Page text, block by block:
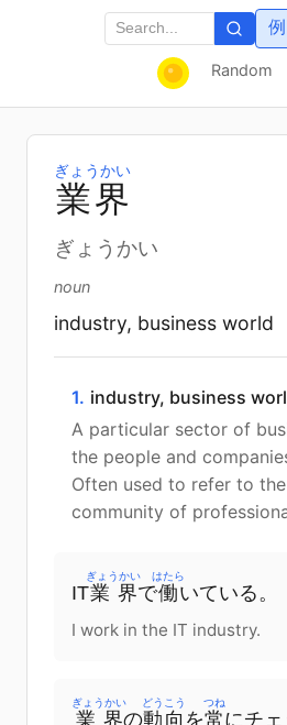
Random
例
業界
ぎょうかい
ぎょうかい
noun
industry, business world
1. industry, business
A particular sector of
the people and
Often used to refer to
community of
IT業界
ぎょうかい
で働
はたら
いている。
I work in the IT industry.
業界
ぎょうかい
の動向
どうこう
を常
つね
にチ